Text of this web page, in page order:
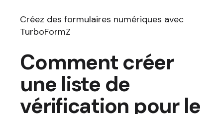
Créez des formulaires numériques avec
TurboFormZ
Comment créer
une liste de
vérification pour le